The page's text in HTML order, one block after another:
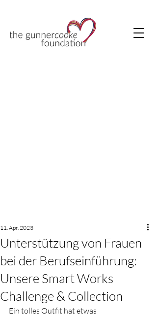
Unterstützung von Frauen
bei der Berufseinführung:
Unsere Smart Works
Challenge & Collection
11. Apr. 2023
Ein tolles Outfit hat etwas